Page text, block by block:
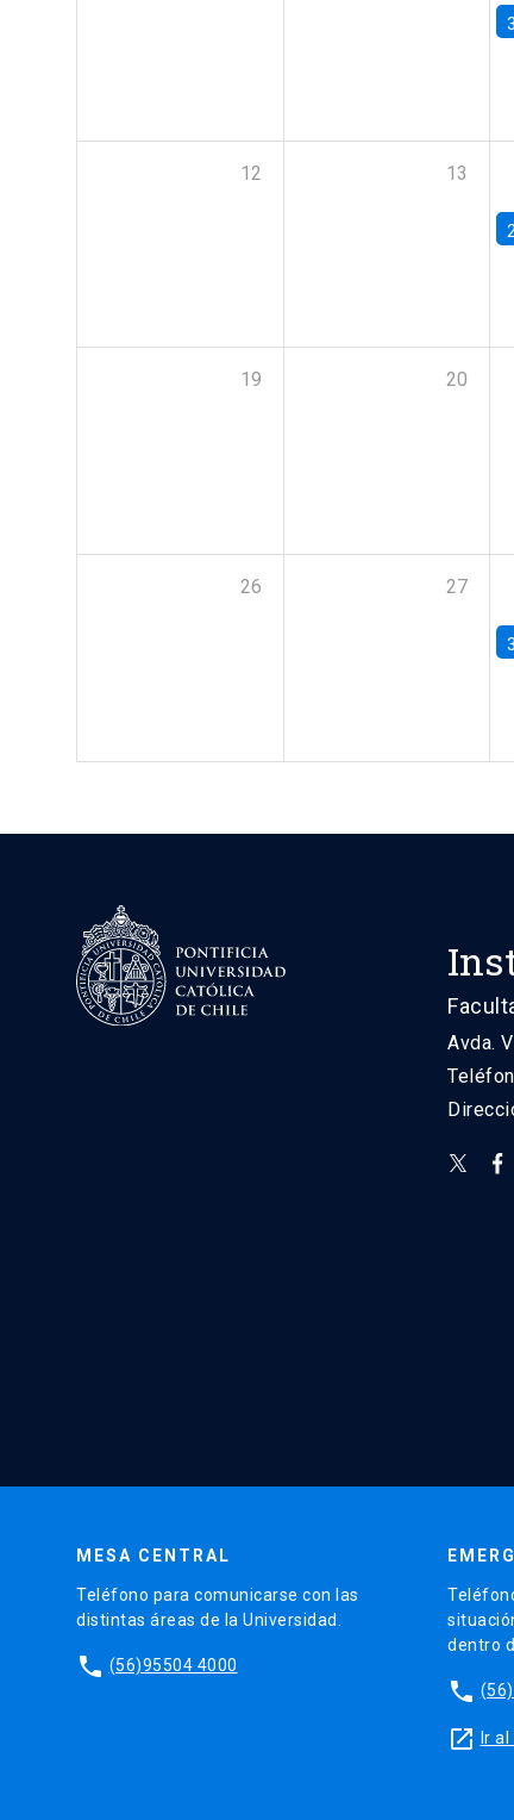
12 13
19 20
26 27
Avda.
MESA CENTRAL
Teléfono para comunicarse con las
distintas áreas de la Universidad.
phone (56)95504 4000
dentro
phone
launch Ir